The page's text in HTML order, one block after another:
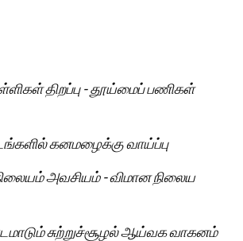
திறப்பு - தூய்மைப் பணிகள்
கனமழைக்கு வாய்ப்பு
அவசியம் - விமான நிலைய
சுற்றுச்சூழல் ஆய்வக வாகனம்